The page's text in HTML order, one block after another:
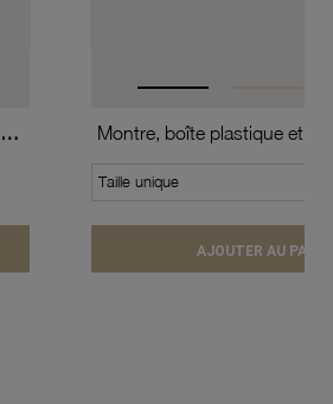
Collier en argent rhodié et oxydes de zirconium
Taille unique
AJOUTER AU